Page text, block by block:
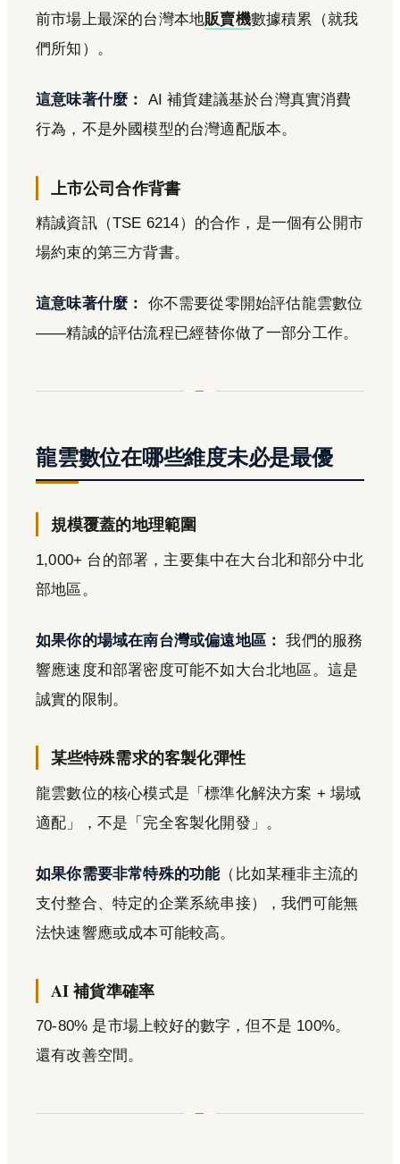
前市場上最深的台灣本地販賣機數據積累（就我
們所知）。
這意味著什麼：
AI 補貨建議基於台灣真實消費
行為，不是外國模型的台灣適配版本。
上市公司合作背書
精誠資訊（TSE 6214）的合作，是一個有公開市
場約束的第三方背書。
這意味著什麼：
你不需要從零開始評估龍雲數位
——精誠的評估流程已經替你做了一部分工作。
龍雲數位在哪些維度未必是最優
規模覆蓋的地理範圍
1,000+ 台的部署，主要集中在大台北和部分中北
部地區。
如果你的場域在南台灣或偏遠地區： 我們的服務
響應速度和部署密度可能不如大台北地區。這是
誠實的限制。
某些特殊需求的客製化彈性
龍雲數位的核心模式是「標準化解決方案 + 場域
適配」，不是「完全客製化開發」。
如果你需要非常特殊的功能（比如某種非主流的
支付整合、特定的企業系統串接），我們可能無
法快速響應或成本可能較高。
AI 補貨準確率
70-80% 是市場上較好的數字，但不是 100%。
還有改善空間。